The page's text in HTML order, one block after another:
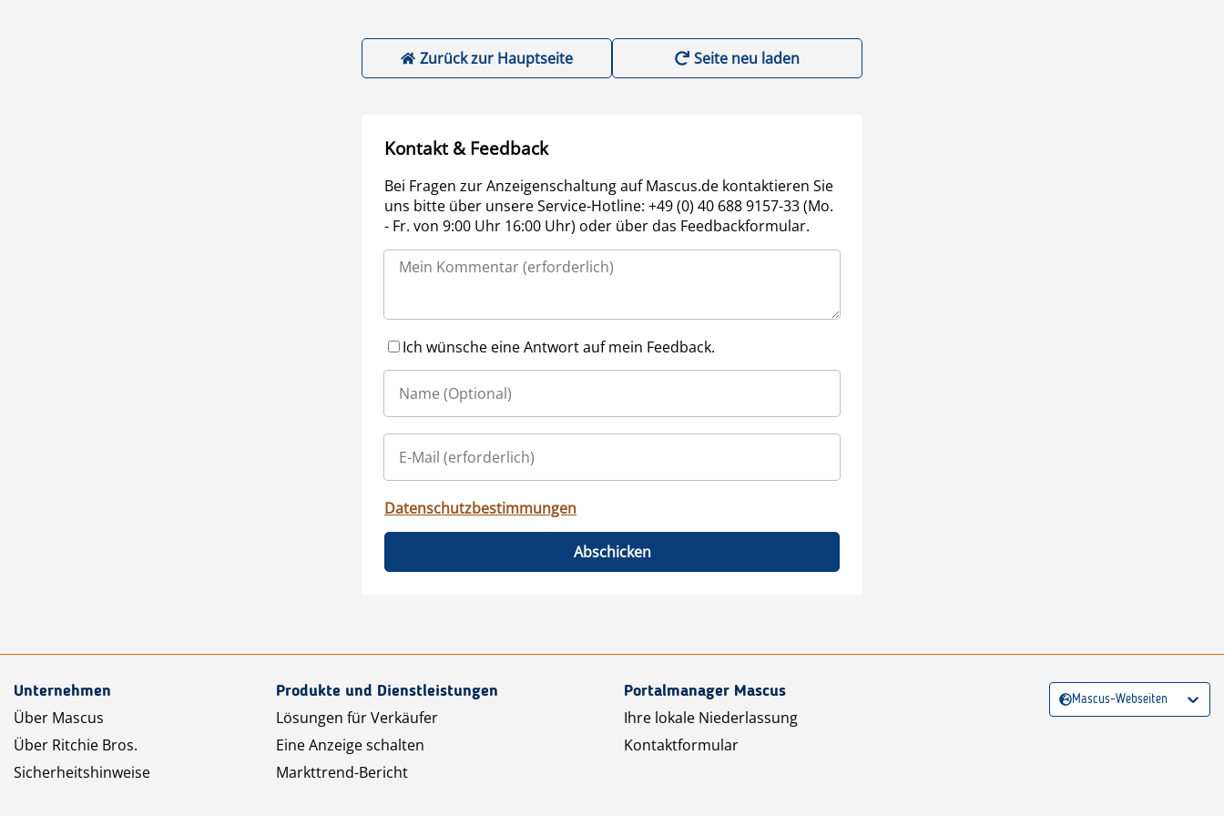
Zurück zur Hauptseite Seite neu laden
Kontakt & Feedback
Bei Fragen zur Anzeigenschaltung auf Mascus.de kontaktieren Sie
uns bitte über unsere Service-Hotline: +49 (0) 40 688 9157-33 (Mo.
- Fr. von 9:00 Uhr 16:00 Uhr) oder über das Feedbackformular.
Ich wünsche eine Antwort auf mein Feedback.
Datenschutzbestimmungen
Abschicken
Unternehmen
Über Mascus
Über Ritchie Bros.
Sicherheitshinweise
Produkte und Dienstleistungen
Lösungen für Verkäufer
Eine Anzeige schalten
Markttrend-Bericht
Portalmanager Mascus
Ihre lokale Niederlassung
Kontaktformular
Mascus-Webseiten